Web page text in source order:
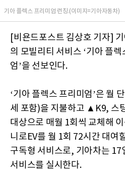
기아 플렉스 프리미엄 런칭.(이미지=기아자동차)
[비욘드포스트 김상호 기자]
의 모빌리티 서비스 ‘기아 플렉
엄’을 선보인다.
‘기아 플렉스 프리미엄’은 월
세 포함)을 지불하고 ▲K9, 스
대상으로 매월 1회씩 교체해
니로EV를 월 1회 72시간 대여
구독형 서비스로, 기아차는 17
서비스를 실시한다.